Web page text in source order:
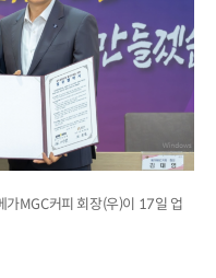
가MGC커피 회장(우)이 17일 업